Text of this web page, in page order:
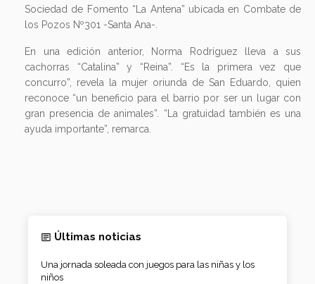
Sociedad de Fomento “La Antena” ubicada en Combate de
los Pozos Nº301 -Santa Ana-.
En una edición anterior, Norma Rodríguez lleva a sus
cachorras “Catalina” y “Reina”. “Es la primera vez que
concurro”, revela la mujer oriunda de San Eduardo, quien
reconoce “un beneficio para el barrio por ser un lugar con
gran presencia de animales”. “La gratuidad también es una
ayuda importante”, remarca.
Últimas noticias
Una jornada soleada con juegos para las niñas y los
niños